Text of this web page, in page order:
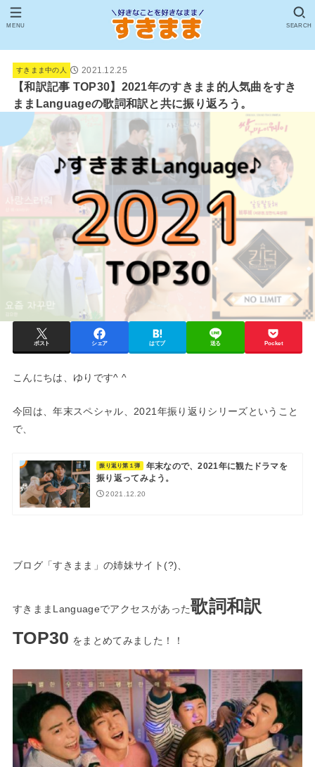
SEARCH
MENU
すきまま中の人 2021.12.25
【和訳記事 TOP30】2021年のすきまま的人気曲をすき
ままLanguageの歌詞和訳と共に振り返ろう。
ポスト シェア はてブ 送る Pocket
こんにちは、ゆりです^ ^
今回は、年末スペシャル、2021年振り返りシリーズということ
で、
振り返り第１弾
年末なので、2021年に観たドラマを
振り返ってみよう。
2021.12.20
ブログ「すきまま」の姉妹サイト(?)、
すきままLanguageでアクセスがあった歌詞和訳
TOP30 をまとめてみました！！